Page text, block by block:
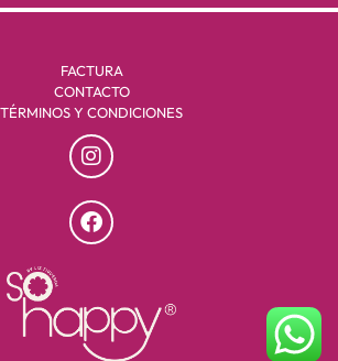
FACTURA
CONTACTO
TÉRMINOS Y CONDICIONES